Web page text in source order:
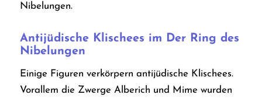
Nibelungen.
Antijüdische Klischees im Der Ring des
Nibelungen
Einige Figuren verkörpern antijüdische Klischees.
Vorallem die Zwerge Alberich und Mime wurden